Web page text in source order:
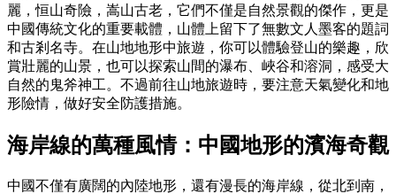
麗，恒山奇險，嵩山古老，它們不僅是自然景觀的傑作，更是
中國傳統文化的重要載體，山體上留下了無數文人墨客的題詞
和古剎名寺。在山地地形中旅遊，你可以體驗登山的樂趣，欣
賞壯麗的山景，也可以探索山間的瀑布、峽谷和溶洞，感受大
自然的鬼斧神工。不過前往山地旅遊時，要注意天氣變化和地
形險情，做好安全防護措施。
海岸線的萬種風情：中國地形的濱海奇觀
中國不僅有廣闊的內陸地形，還有漫長的海岸線，從北到南，